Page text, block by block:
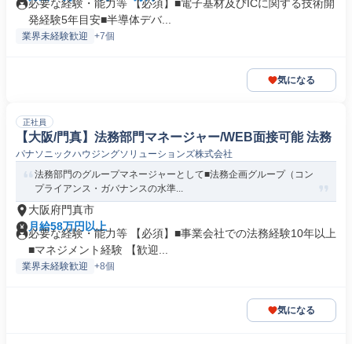
必要な経験・能力等 【必須】■電子基材及びICに関する技術開
発経験5年目安■半導体デバ...
業界未経験歓迎 +7個
気になる
正社員
【大阪/門真】法務部門マネージャー/WEB面接可能 法務
パナソニックハウジングソリューションズ株式会社
法務部門のグループマネージャーとして■法務企画グループ（コン
プライアンス・ガバナンスの水準...
大阪府門真市
月給58万円以上
必要な経験・能力等 【必須】■事業会社での法務経験10年以上
■マネジメント経験 【歓迎...
業界未経験歓迎 +8個
気になる